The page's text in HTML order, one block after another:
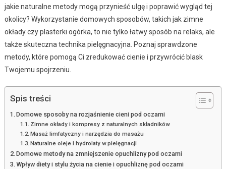
jakie naturalne metody mogą przynieść ulgę i poprawić wygląd tej
okolicy? Wykorzystanie domowych sposobów, takich jak zimne
okłady czy plasterki ogórka, to nie tylko łatwy sposób na relaks, ale
także skuteczna technika pielęgnacyjna. Poznaj sprawdzone
metody, które pomogą Ci zredukować cienie i przywrócić blask
Twojemu spojrzeniu.
Spis treści
Domowe sposoby na rozjaśnienie cieni pod oczami
Zimne okłady i kompresy z naturalnych składników
Masaż limfatyczny i narzędzia do masażu
Naturalne oleje i hydrolaty w pielęgnacji
Domowe metody na zmniejszenie opuchlizny pod oczami
Wpływ diety i stylu życia na cienie i opuchliznę pod oczami